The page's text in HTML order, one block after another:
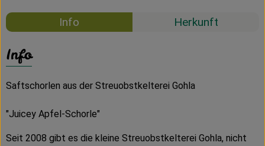
Info Herkunft
Info
Saftschorlen aus der Streuobstkelterei Gohla
"Juicey Apfel-Schorle"
Seit 2008 gibt es die kleine Streuobstkelterei Gohla, nicht